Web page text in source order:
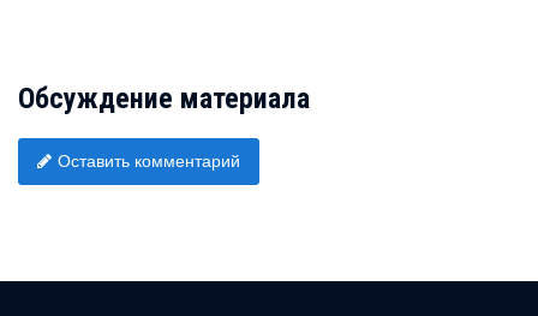
Обсуждение материала
Оставить комментарий